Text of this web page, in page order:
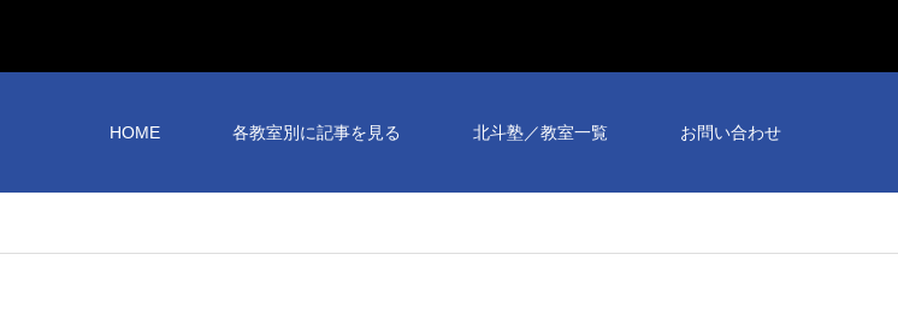
HOME 各教室別に記事を見る 北斗塾／教室一覧 お問い合わせ